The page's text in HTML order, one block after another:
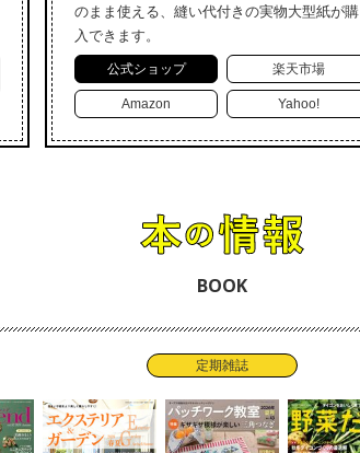
のまま使える、縫い代付きの実物大型紙が購
入できます。
公式ショップ 楽天市場
Amazon Yahoo!
BOOK
定期雑誌